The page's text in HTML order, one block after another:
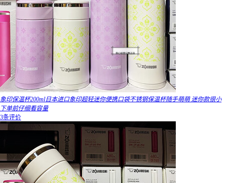
象印保温杯200ml日本进口象印超轻迷你便携口袋不锈钢保温杯随手萌萌 迷你款很小
下单前仔细看容量
3条评价